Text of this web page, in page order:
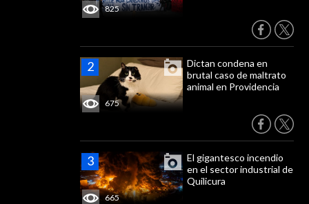
825
675
Dictan condena en
brutal caso de maltrato
animal en Providencia
665
El gigantesco incendio
en el sector industrial de
Quilicura